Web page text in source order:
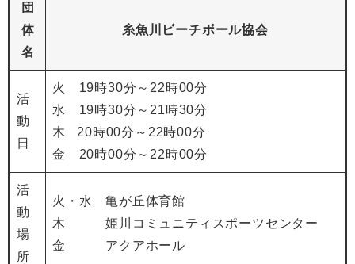
団
体
名
糸魚川ビーチボール協会
活
動
日
火 19時30分～22時00分
水 19時30分～21時30分
​木 20時00分～22時00分
金 20時00分～22時00分
活
動
場
所
火・水 亀が丘体育館
木 姫川コミュニティスポーツセンター
金 アクアホール